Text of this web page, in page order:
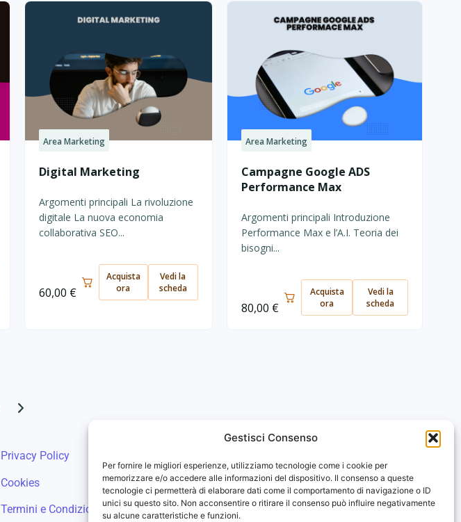
Gestisci Consenso
Per fornire le migliori esperienze, utilizziamo tecnologie come i cookie per
memorizzare e/o accedere alle informazioni del dispositivo. Il consenso a queste
tecnologie ci permetterà di elaborare dati come il comportamento di navigazione o ID
unici su questo sito. Non acconsentire o ritirare il consenso può influire negativamente
su alcune caratteristiche e funzioni.
Area Marketing
Digital Marketing
Argomenti principali La rivoluzione
digitale La nuova economia
collaborativa SEO...
60,00 €
Acquista
ora
Vedi la
scheda
Area Marketing
Campagne Google ADS
Performance Max
Argomenti principali Introduzione
Performance Max e l’A.I. Teoria dei
bisogni...
80,00 €
Acquista
ora
Vedi la
scheda
Privacy Policy
Cookies
Termini e Condizioni
Contatti